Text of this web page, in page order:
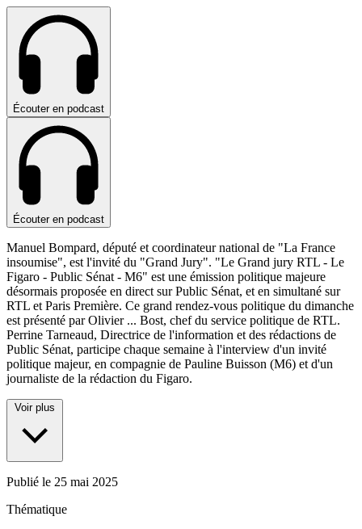
Écouter en podcast
Écouter en podcast
Manuel Bompard, député et coordinateur national de "La France
insoumise", est l'invité du "Grand Jury". "Le Grand jury RTL - Le
Figaro - Public Sénat - M6" est une émission politique majeure
désormais proposée en direct sur Public Sénat, et en simultané sur
RTL et Paris Première. Ce grand rendez-vous politique du dimanche
est présenté par Olivier ... Bost, chef du service politique de RTL.
Perrine Tarneaud, Directrice de l'information et des rédactions de
Public Sénat, participe chaque semaine à l'interview d'un invité
politique majeur, en compagnie de Pauline Buisson (M6) et d'un
journaliste de la rédaction du Figaro.
Voir plus
Publié le 25 mai 2025
Thématique